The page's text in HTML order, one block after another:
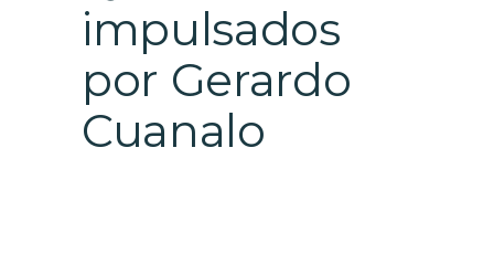
impulsados
por Gerardo
Cuanalo